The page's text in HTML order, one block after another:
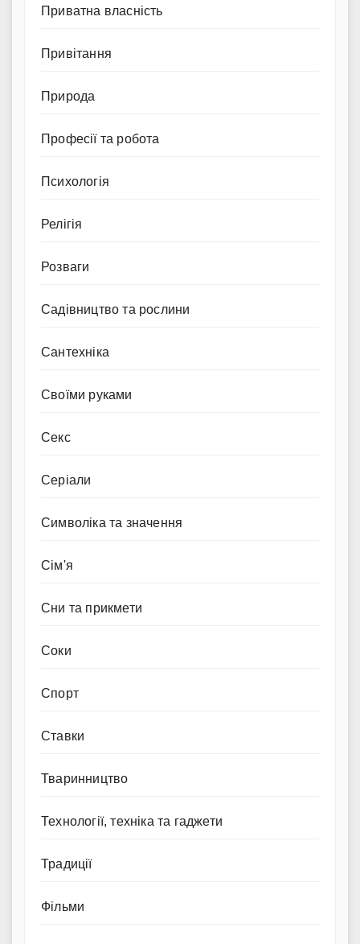
Приватна власність
Привітання
Природа
Професії та робота
Психологія
Релігія
Розваги
Садівництво та рослини
Сантехніка
Своїми руками
Секс
Серіали
Символіка та значення
Сім'я
Сни та прикмети
Соки
Спорт
Ставки
Тваринництво
Технології, техніка та гаджети
Традиції
Фільми